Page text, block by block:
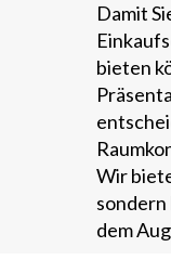
Damit
bieten
Wir
dem